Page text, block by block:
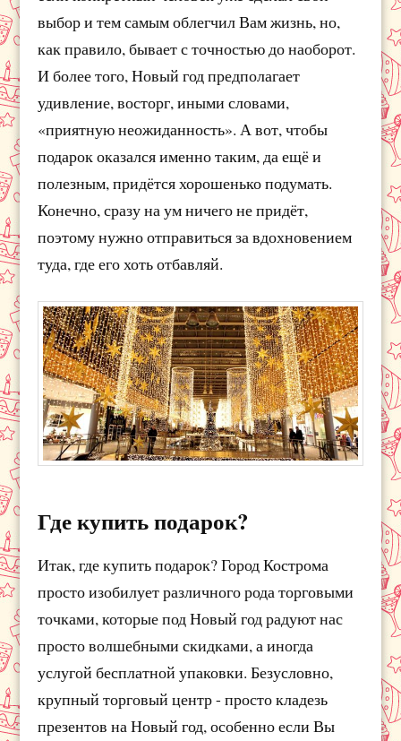
выбор и тем самым облегчил Вам жизнь, но,
как правило, бывает с точностью до наоборот.
И более того, Новый год предполагает
удивление, восторг, иными словами,
«приятную неожиданность». А вот, чтобы
подарок оказался именно таким, да ещё и
полезным, придётся хорошенько подумать.
Конечно, сразу на ум ничего не придёт,
поэтому нужно отправиться за вдохновением
туда, где его хоть отбавляй.
Где купить подарок?
Итак, где купить подарок? Город Кострома
просто изобилует различного рода торговыми
точками, которые под Новый год радуют нас
просто волшебными скидками, а иногда
услугой бесплатной упаковки. Безусловно,
крупный торговый центр - просто кладезь
презентов на Новый год, особенно если Вы